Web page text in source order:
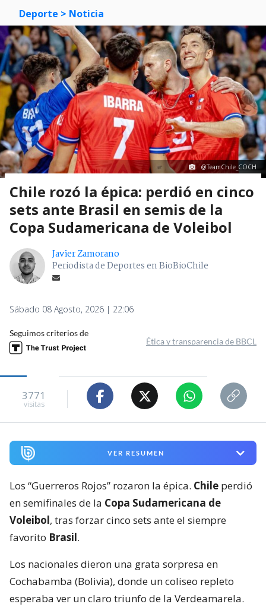
Deporte > Noticia
@TeamChile_COCH
Chile rozó la épica: perdió en cinco
sets ante Brasil en semis de la
Copa Sudamericana de Voleibol
Javier Zamorano
Periodista de Deportes en BioBioChile
Sábado 08 Agosto, 2026 | 22:06
Seguimos criterios de
Ética y transparencia de BBCL
3771
visitas
VER RESUMEN
Los “Guerreros Rojos” rozaron la épica. Chile perdió
en semifinales de la Copa Sudamericana de
Voleibol, tras forzar cinco sets ante el siempre
favorito Brasil.
Los nacionales dieron una grata sorpresa en
Cochabamba (Bolivia), donde un coliseo repleto
esperaba ver un claro triunfo de la Verdeamarela.